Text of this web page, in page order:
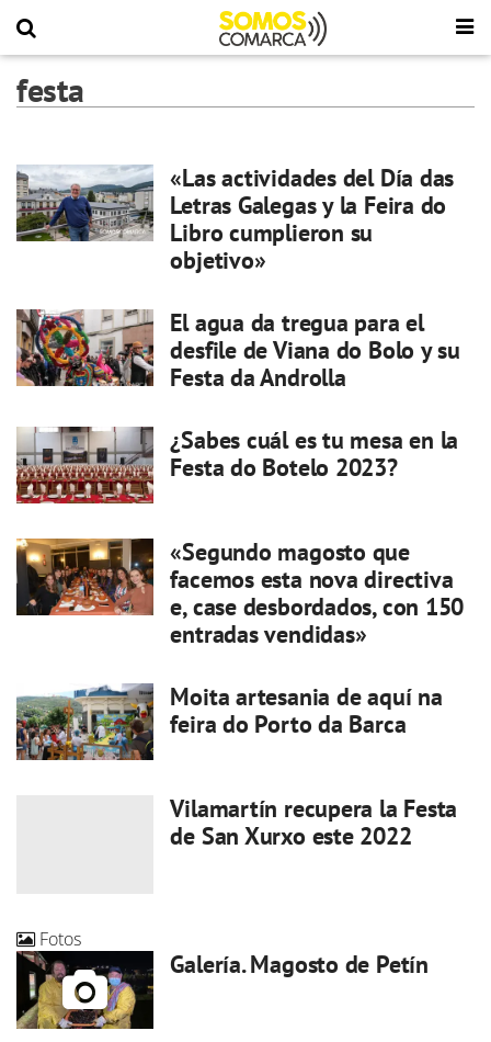
festa
«Las actividades del Día das
Letras Galegas y la Feira do
Libro cumplieron su
objetivo»
El agua da tregua para el
desfile de Viana do Bolo y su
Festa da Androlla
¿Sabes cuál es tu mesa en la
Festa do Botelo 2023?
«Segundo magosto que
facemos esta nova directiva
e, case desbordados, con 150
entradas vendidas»
Moita artesania de aquí na
feira do Porto da Barca
Vilamartín recupera la Festa
de San Xurxo este 2022
Fotos
Galería. Magosto de Petín